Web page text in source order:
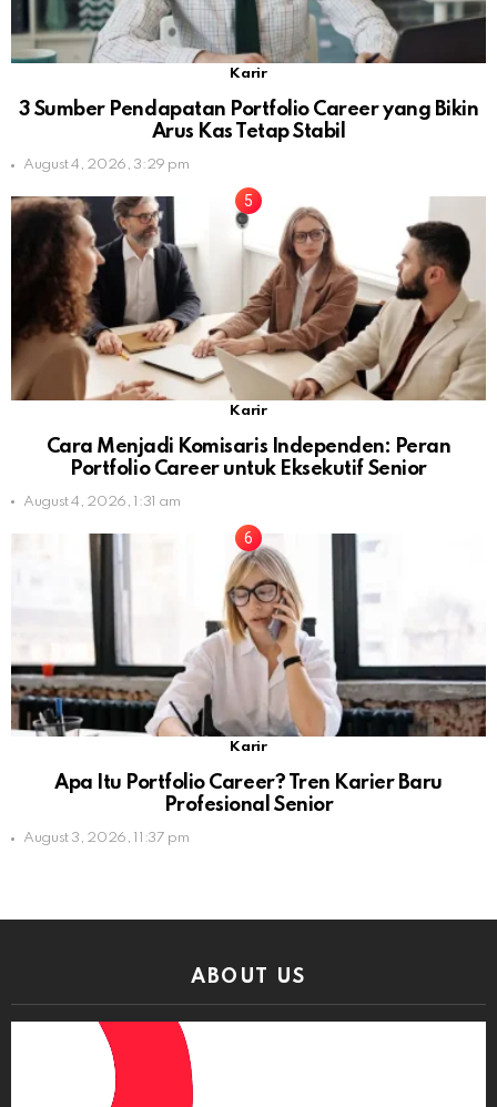
Karir
3 Sumber Pendapatan Portfolio Career yang Bikin
Arus Kas Tetap Stabil
August 4, 2026, 3:29 pm
Karir
Cara Menjadi Komisaris Independen: Peran
Portfolio Career untuk Eksekutif Senior
August 4, 2026, 1:31 am
Karir
Apa Itu Portfolio Career? Tren Karier Baru
Profesional Senior
August 3, 2026, 11:37 pm
ABOUT US